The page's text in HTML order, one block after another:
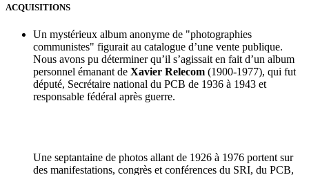
ACQUISITIONS
Un mystérieux album anonyme de "photographies
communistes" figurait au catalogue d’une vente publique.
Nous avons pu déterminer qu’il s’agissait en fait d’un album
personnel émanant de Xavier Relecom (1900-1977), qui fut
député, Secrétaire national du PCB de 1936 à 1943 et
responsable fédéral après guerre.
Une septantaine de photos allant de 1926 à 1976 portent sur
des manifestations, congrès et conférences du SRI, du PCB,